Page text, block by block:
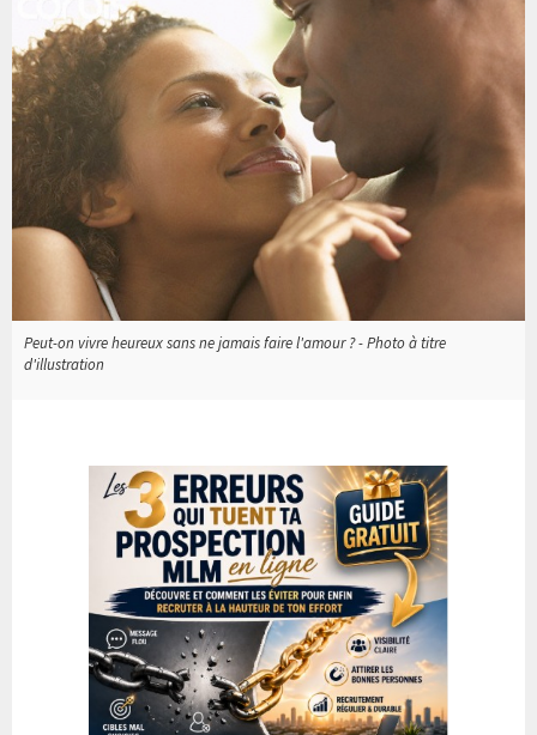
Peut-on vivre heureux sans ne jamais faire l'amour ? - Photo à titre
d'illustration